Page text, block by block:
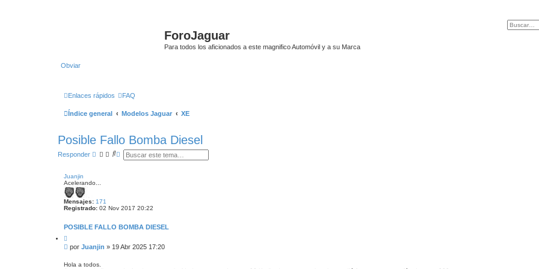
ForoJaguar
Para todos los aficionados a este magnifico Automóvil y a su Marca
Obviar
Enlaces rápidos FAQ
Índice general Modelos Jaguar XE
Posible Fallo Bomba Diesel
Responder
B B
a
a
n
a
Juanjin
Acelerando...
Mensajes: 171
Registrado: 02 Nov 2017 20:22
POSIBLE FALLO BOMBA DIESEL
i
t
r
M
n
por Juanjin » 19 Abr 2025 17:20
Hola a todos.